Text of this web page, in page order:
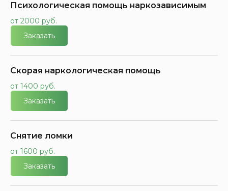
Психологическая помощь наркозависимым
от 2000 руб.
Заказать
Скорая наркологическая помощь
от 1400 руб.
Заказать
Снятие ломки
от 1600 руб.
Заказать